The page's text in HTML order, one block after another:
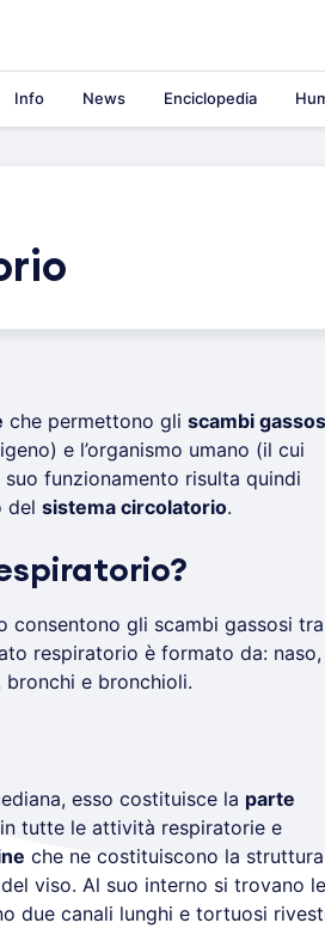
Info News Enciclopedia
che permettono gli scambi
e l’organismo umano (il cui
funzionamento risulta quindi
del sistema circolatorio.
consentono gli scambi gassosi tra
respiratorio è formato da: naso,
bronchi e bronchioli.
esso costituisce la parte
tutte le attività respiratorie e
che ne costituiscono la struttura
viso. Al suo interno si trovano le
due canali lunghi e tortuosi